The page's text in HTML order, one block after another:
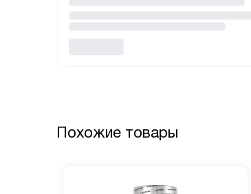
Похожие товары